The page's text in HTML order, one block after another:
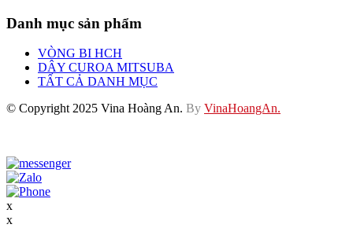
Danh mục sản phẩm
VÒNG BI HCH
DÂY CUROA MITSUBA
TẤT CẢ DANH MỤC
© Copyright 2025 Vina Hoàng An. By VinaHoangAn.
x
x